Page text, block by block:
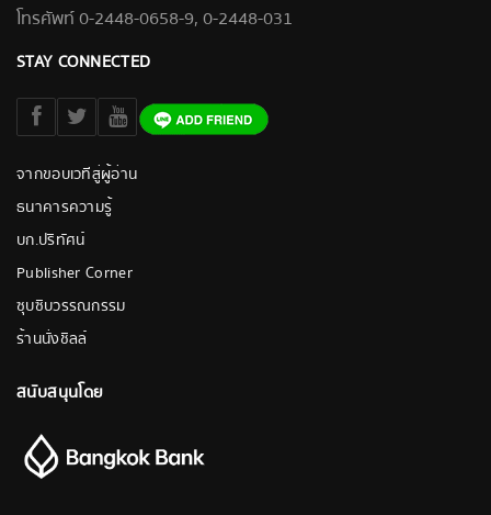
โทรศัพท์ 0-2448-0658-9, 0-2448-031
STAY CONNECTED
จากขอบเวทีสู่ผู้อ่าน
ธนาคารความรู้
บก.ปริทัศน์
Publisher Corner
ซุบซิบวรรณกรรม
ร้านนั่งชิลล์
สนับสนุนโดย